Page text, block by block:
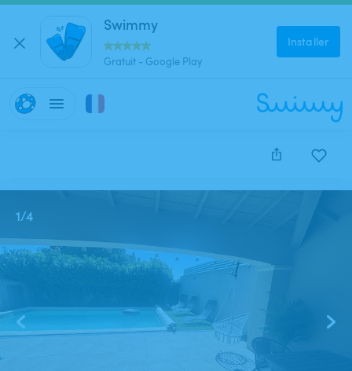
Swimmy
Gratuit - Google Play
Installer
1/4